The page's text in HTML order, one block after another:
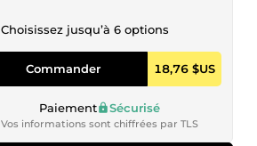
Choisissez jusqu’à 6 options
Commander 18,76 $US
Paiement Sécurisé
Vos informations sont chiffrées par TLS